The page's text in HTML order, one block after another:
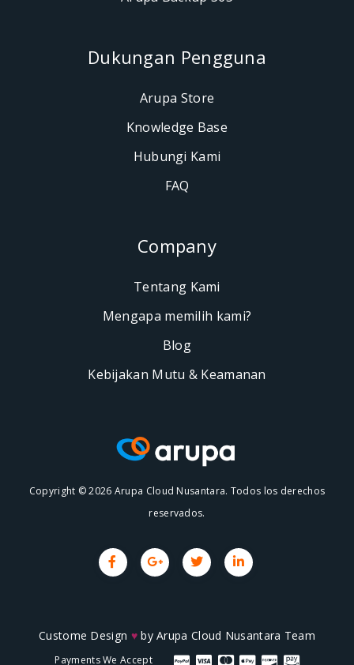
Dukungan Pengguna
Arupa Store
Knowledge Base
Hubungi Kami
FAQ
Company
Tentang Kami
Mengapa memilih kami?
Blog
Kebijakan Mutu & Keamanan
Copyright © 2026 Arupa Cloud Nusantara. Todos los derechos
reservados.
Custome Design ♥byArupa Cloud Nusantara Team
Payments We Accept